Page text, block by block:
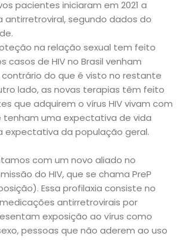
pacientes iniciaram em 2021 a
segundo dados do
na relação sexual tem feito
casos de HIV no Brasil venham
do que é visto no restante
lado, as novas terapias têm feito
que adquirem o vírus HIV vivam com
tenham uma expectativa de vida
expectativa da população geral.
com um novo aliado no
do HIV, que se chama PreP
Essa profilaxia consiste no
antirretrovirais por
exposição ao vírus como
pessoas que não aderem ao uso